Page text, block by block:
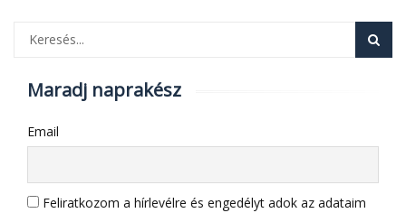
Maradj naprakész
Email
Feliratkozom a hírlevélre és engedélyt adok az adataim